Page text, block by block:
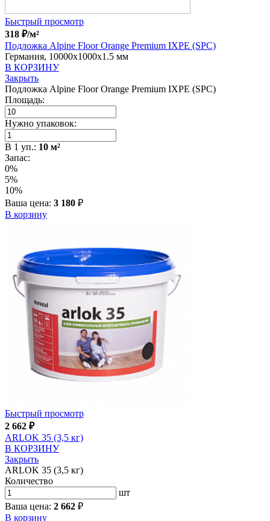
Быстрый просмотр
318 ₽/м²
Подложка Alpine Floor Orange Premium IXPE (SPC)
Германия, 10000x1000x1.5 мм
В КОРЗИНУ
Закрыть
Подложка Alpine Floor Orange Premium IXPE (SPC)
Площадь:
Нужно упаковок:
В 1 уп.: 10 м²
Запас:
0%
5%
10%
Ваша цена: 3 180 ₽
В корзину
Быстрый просмотр
2 662 ₽
ARLOK 35 (3,5 кг)
В КОРЗИНУ
Закрыть
ARLOK 35 (3,5 кг)
Количество
шт
Ваша цена: 2 662 ₽
В корзину